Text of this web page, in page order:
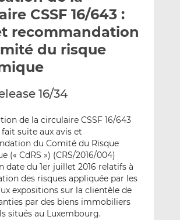
e
r
p
a
m
i
l
g
e
r
s
L
n
k
e
d
I
n
g
e
r
s
F
c
e
b
o
o
k
CSSF 16/643 :
recommandation
du risque
16/34
de la circulaire CSSF 16/643
suite aux avis et
du Comité du Risque
(« CdRS ») (CRS/2016/004)
date du 1er juillet 2016 relatifs à
des risques appliquée par les
expositions sur la clientèle de
par des biens immobiliers
situés au Luxembourg.